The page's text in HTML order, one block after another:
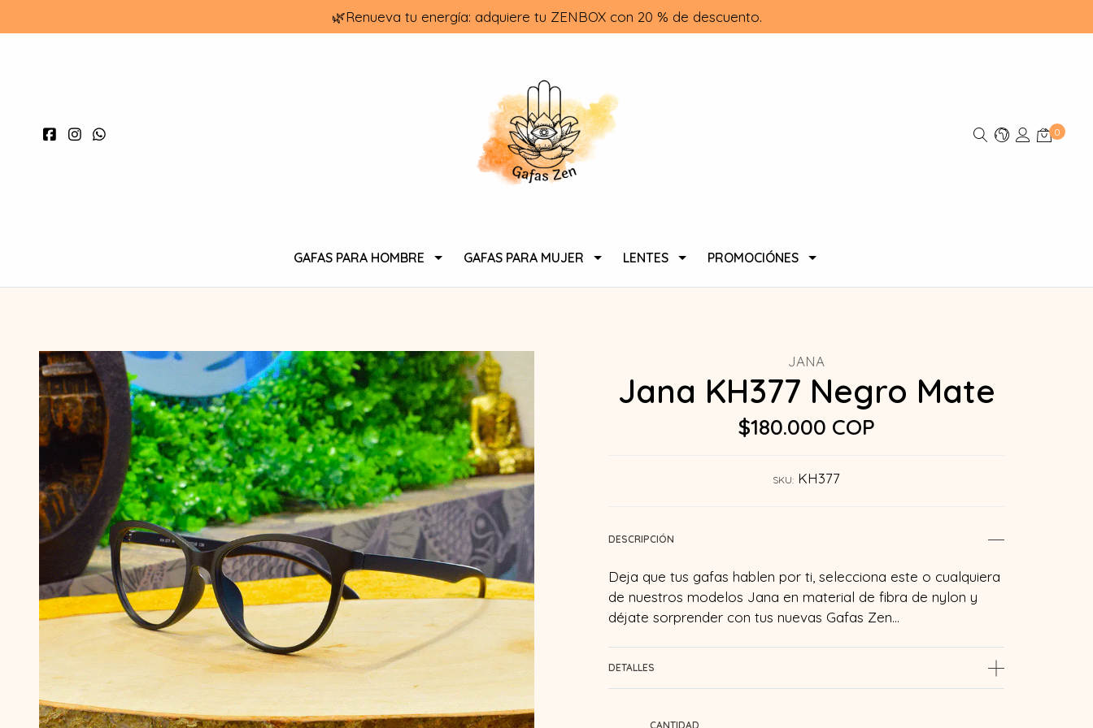
🌿Renueva tu energía: adquiere tu ZENBOX con 20 % de descuento.
0
GAFAS PARA HOMBRE GAFAS PARA MUJER LENTES PROMOCIÓNES
JANA
Jana KH377 Negro Mate
$180.000 COP
SKU: KH377
DESCRIPCIÓN
Deja que tus gafas hablen por ti, selecciona este o cualquiera
de nuestros modelos Jana en material de fibra de nylon y
déjate sorprender con tus nuevas Gafas Zen…
DETALLES
CANTIDAD